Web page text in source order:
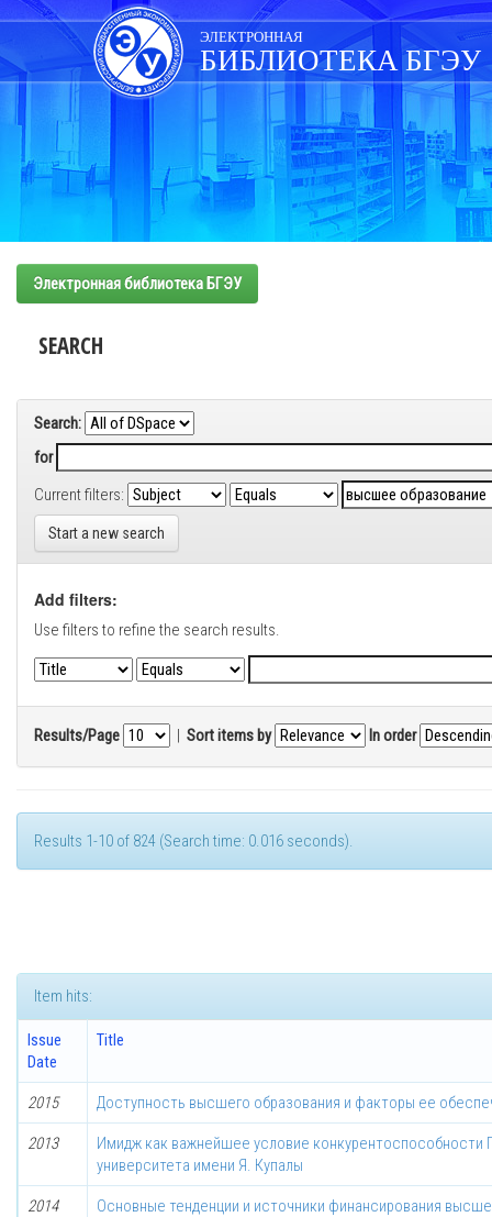
Skip
navigation
ЭЛЕКТРОННАЯ
БИБЛИОТЕКА БГЭУ
Электронная библиотека БГЭУ
SEARCH
Search:
for
Current filters:
Start a new search
Add filters:
Use filters to refine the search results.
Results/Page | Sort items by In order
Results 1-10 of 824 (Search time: 0.016 seconds).
Item hits:
Issue
Date
Title
2015 Доступность высшего образования и факторы ее
2013
Имидж как важнейшее условие конкурентоспособности
университета имени Я. Купалы
2014
Основные тенденции и источники финансирования